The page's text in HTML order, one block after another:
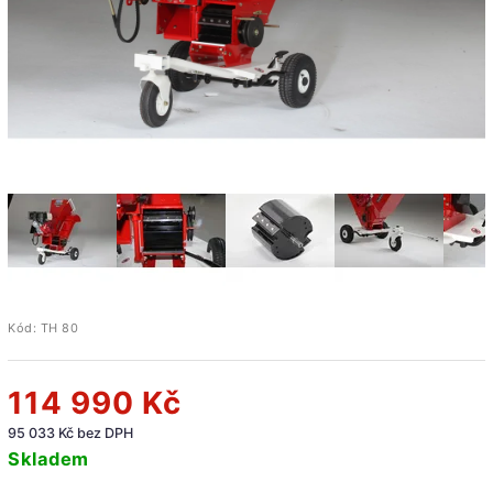
Kód: TH 80
114 990 Kč
95 033 Kč bez DPH
Skladem